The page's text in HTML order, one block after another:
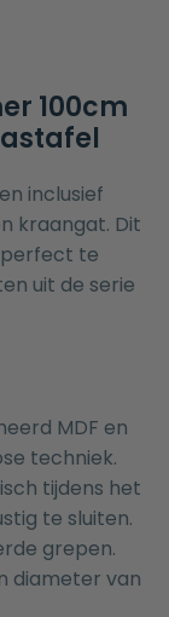
100cm
inclusief
kraangat. Dit
perfect te
uit de serie
MDF en
techniek.
tijdens het
te sluiten.
grepen.
diameter van